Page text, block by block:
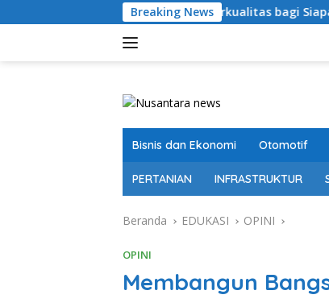
ke
Breaking News
Persen, Berkualitas bagi Siapa? Bupati
Bisnis dan Ekonomi Otomotif
PERTANIAN INFRASTRUKTUR
Beranda EDUKASI OPINI
OPINI
Membangun